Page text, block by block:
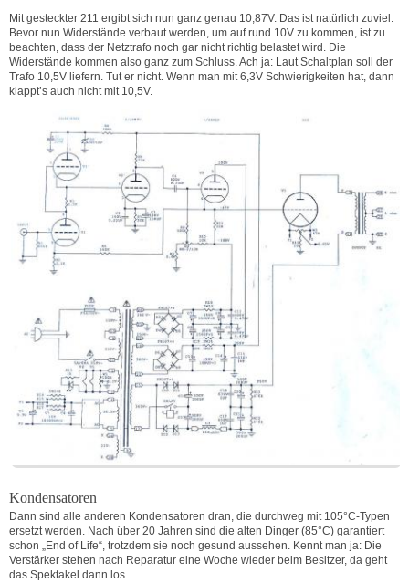
Mit gesteckter 211 ergibt sich nun ganz genau 10,87V. Das ist natürlich zuviel.
Bevor nun Widerstände verbaut werden, um auf rund 10V zu kommen, ist zu
beachten, dass der Netztrafo noch gar nicht richtig belastet wird. Die
Widerstände kommen also ganz zum Schluss. Ach ja: Laut Schaltplan soll der
Trafo 10,5V liefern. Tut er nicht. Wenn man mit 6,3V Schwierigkeiten hat, dann
klappt’s auch nicht mit 10,5V.
Kondensatoren
Dann sind alle anderen Kondensatoren dran, die durchweg mit 105°C-Typen
ersetzt werden. Nach über 20 Jahren sind die alten Dinger (85°C) garantiert
schon „End of Life“, trotzdem sie noch gesund aussehen. Kennt man ja: Die
Verstärker stehen nach Reparatur eine Woche wieder beim Besitzer, da geht
das Spektakel dann los…